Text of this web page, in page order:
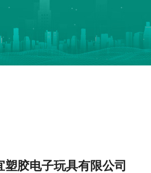
塑胶电子玩具有限公司